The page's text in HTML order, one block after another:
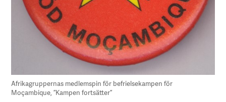
Afrikagruppernas medlemspin för befrielsekampen för
Moçambique, ”Kampen fortsätter”